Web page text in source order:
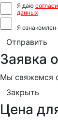
Я даю
данных
Я ознакомлен
Отправить
Заявка
Мы свяжемся
Закрыть
Цена